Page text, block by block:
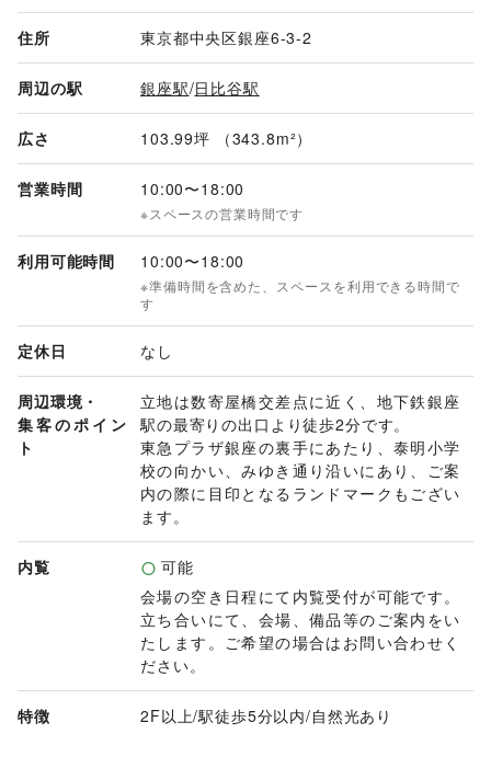
※半面でのご利用も可能です。下記よりお問い合わせくださ
い。
A：https://shopcounter.jp/spaces/7L6xIC
B：https://shopcounter.jp/spaces/7Dhmdz
住所 東京都中央区銀座6-3-2
周辺の駅 銀座駅/日比谷駅
広さ 103.99坪 （343.8m²）
営業時間 10:00〜18:00
※スペースの営業時間です
利用可能時間 10:00〜18:00
※準備時間を含めた、スペースを利用できる時間で
す
定休日 なし
周辺環境・
集客のポイン
ト
立地は数寄屋橋交差点に近く、地下鉄銀座
駅の最寄りの出口より徒歩2分です。
東急プラザ銀座の裏手にあたり、泰明小学
校の向かい、みゆき通り沿いにあり、ご案
内の際に目印となるランドマークもござい
ます。
内覧
可能
会場の空き日程にて内覧受付が可能です。
立ち合いにて、会場、備品等のご案内をい
たします。ご希望の場合はお問い合わせく
ださい。
特徴 2F以上/駅徒歩5分以内/自然光あり